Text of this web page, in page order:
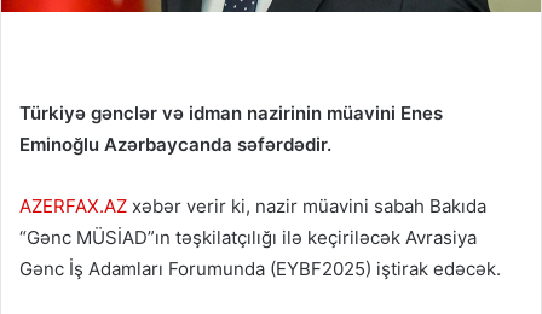
Türkiyə gənclər və idman nazirinin müavini Enes
Eminoğlu Azərbaycanda səfərdədir.
AZERFAX.AZ xəbər verir ki, nazir müavini sabah Bakıda
“Gənc MÜSİAD”ın təşkilatçılığı ilə keçiriləcək Avrasiya
Gənc İş Adamları Forumunda (EYBF2025) iştirak edəcək.